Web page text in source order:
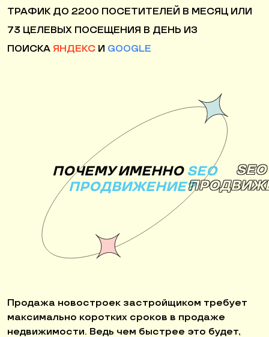
ТРАФИК ДО 2200 ПОСЕТИТЕЛЕЙ В МЕСЯЦ ИЛИ
73 ЦЕЛЕВЫХ ПОСЕЩЕНИЯ В ДЕНЬ ИЗ
ПОИСКА ЯНДЕКС И GOOGLE
ПОЧЕМУ ИМЕННО SEO
ПРОДВИЖЕНИЕ?
SEO
Продажа новостроек застройщиком требует
максимально коротких сроков в продаже
недвижимости. Ведь чем быстрее это будет,